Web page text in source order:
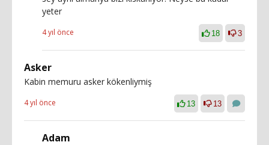
yeter
4 yıl önce 18 3
Asker
Kabin memuru asker kökenliymiş
4 yıl önce 13 13
Adam